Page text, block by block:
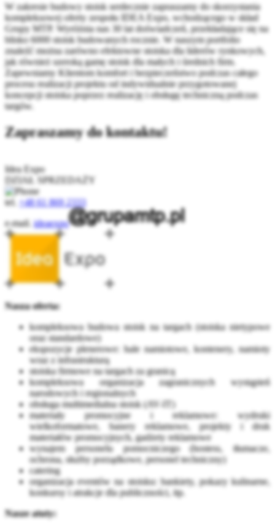
W zakresie budowy stoisk serdecznie zapraszamy do skorzystania
kompleksowej oferty zespołu IDEA Expo, wchodzącego w skład
Grupy MTP. Wyróżnia nas 30 lat doświadczeń, przekładające się na
blisko 6000 stoisk budowanych rocznie. W naszym portfolio
znaleźć można zarówno efektowne stoiska dla liderów rynkowych,
jak również szeroką gamę stoisk dla małych i średnich firm.
Zapewniamy Klientom komfort i bezpieczeństwo podczas całego
procesu realizacji projektu od indywidualnie przygotowanej
koncepcji stoiska poprzez realizację i obsługę techniczną podczas
targów.
Zapraszamy do kontaktu!
Idea Expo
DZIAŁ SPRZEDAŻY
tel.
+48 61 869 2333
e-mail.ideaexpo
Nasza oferta:
kompleksowa budowa stoisk na targach (stoiska nietypowe
oraz standardowe)
ekspozycje plenerowe: hale namiotowe, kontenery, namioty
wraz z infrastrukturą
stoiska firmowe na targach za granicą
kompleksowa organizacja zagranicznych wystąpień
narodowych i regionalnych
obsługa multimedialna stoisk (AV-IT)
materiały promocyjne i reklamowe: wydruki
wielkoformatowe, banery reklamowe, projekty i druk
materiałów promocyjnych, gadżety reklamowe
wynajem personelu pomocniczego (hostess, tłumacze,
ochrona, służby porządkowe, personel techniczny)
catering
organizacja eventów na stoisku: bankiety, pokazy kulinarne,
konkursy i atrakcje dla publiczności, itp.
Nasze atuty: